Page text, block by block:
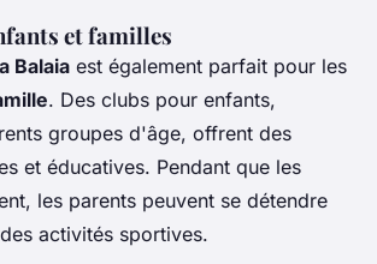
et familles
Balaia est également parfait pour les
. Des clubs pour enfants,
groupes d'âge, offrent des
et éducatives. Pendant que les
les parents peuvent se détendre
activités sportives.